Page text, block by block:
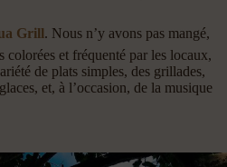
Grill. Nous n’y avons pas mangé,
colorées et fréquenté par les locaux,
de plats simples, des grillades,
et, à l’occasion, de la musique